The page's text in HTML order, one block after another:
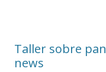
Taller sobre
news